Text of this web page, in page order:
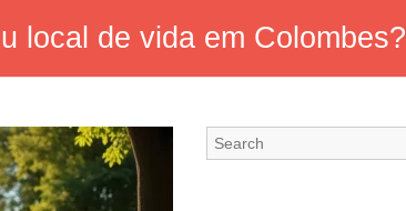
local de vida em Colombes?